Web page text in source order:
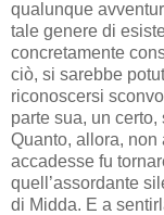
qualunque
tale genere di
concretamente
ciò, si sarebbe
riconoscersi
parte sua, un
Quanto, allora, non
accadesse fu
quell’assordante
di Midda. E a